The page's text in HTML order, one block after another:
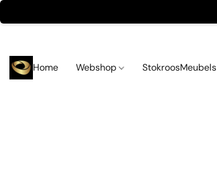
Home Webshop StokroosMeubels